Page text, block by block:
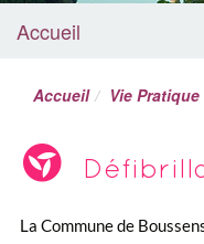
Accueil
Accueil Vie Pratique
La Commune de